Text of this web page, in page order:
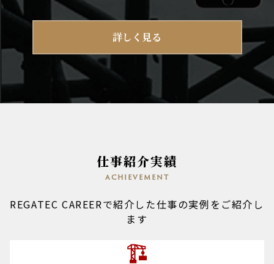
詳しく見る
仕事紹介実績
achievement
REGATEC CAREERで紹介した仕事の実例をご紹介し
ます